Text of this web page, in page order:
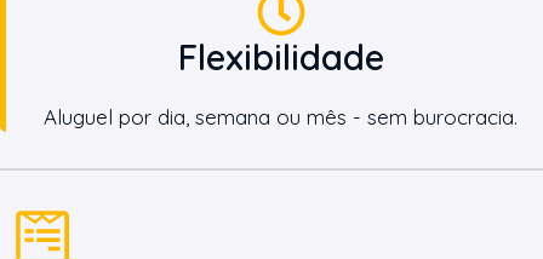
Flexibilidade
Aluguel por dia, semana ou mês - sem burocracia.